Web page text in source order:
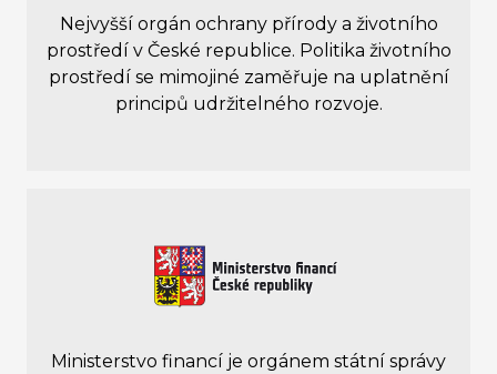
Nejvyšší orgán ochrany přírody a životního
prostředí v České republice. Politika životního
prostředí se mimojiné zaměřuje na uplatnění
principů udržitelného rozvoje.
Ministerstvo financí je orgánem státní správy